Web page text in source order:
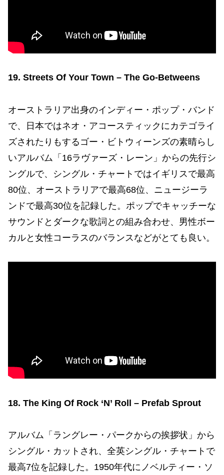
19. Streets Of Your Town – The Go-Betweens
オーストラリア出身のインディー・ポップ・バンド
で、日本ではネオ・アコースティックにカテゴライ
ズされたりもするゴー・ビトウィーンズの素晴らし
いアルバム「16ラヴァーズ・レーン」からの先行シ
ングルで、シングル・チャートではイギリスで最高
80位、オーストラリアで最高68位、ニュージーラ
ンドで最高30位を記録した。ポップでキャッチーな
サウンドとダークな歌詞との組み合わせ、男性ボー
カルと女性コーラスのバランスなどがとても良い。
18. The King Of Rock ‘N’ Roll – Prefab Sprout
アルバム「ラングレー・パークからの挨拶状」から
シングル・カットされ、全英シングル・チャートで
最高7位を記録した。1950年代にノベルティー・ソ